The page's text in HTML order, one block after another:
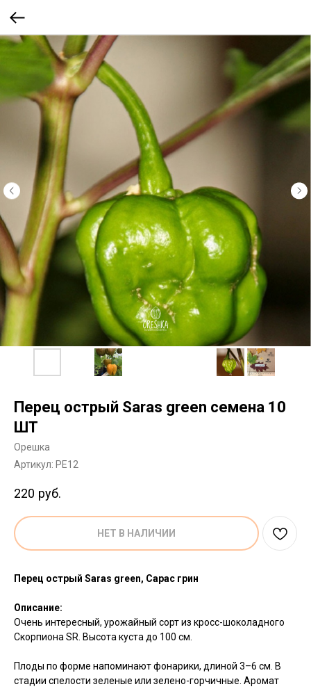
Перец острый Saras green семена 10
ШТ
Орешка
Артикул: PE12
220 руб.
НЕТ В НАЛИЧИИ
Перец острый Saras green, Сарас грин
Описание:
Очень интересный, урожайный сорт из кросс-шоколадного
Скорпиона SR. Высота куста до 100 см.
Плоды по форме напоминают фонарики, длиной 3–6 см. В
стадии спелости зеленые или зелено-горчичные. Аромат